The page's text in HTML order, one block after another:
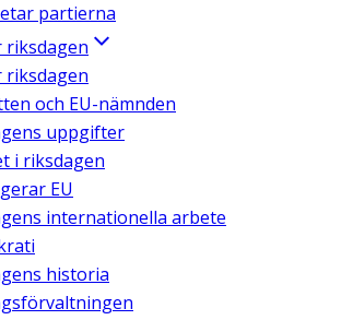
partierna
riksdagen
riksdagen
och EU-nämnden
uppgifter
i riksdagen
EU
internationella arbete
historia